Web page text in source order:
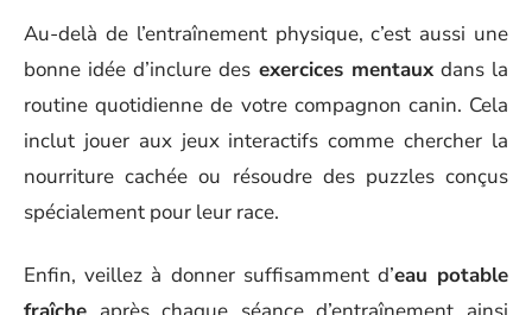
Au-delà de l’entraînement physique, c’est aussi une
bonne idée d’inclure des exercices mentauxdans la
routine quotidienne de votre compagnon canin. Cela
inclut jouer aux jeux interactifs comme chercher la
nourriture cachée ou résoudre des puzzles conçus
spécialement pour leur race.
Enfin, veillez à donner suffisamment d’eau potable